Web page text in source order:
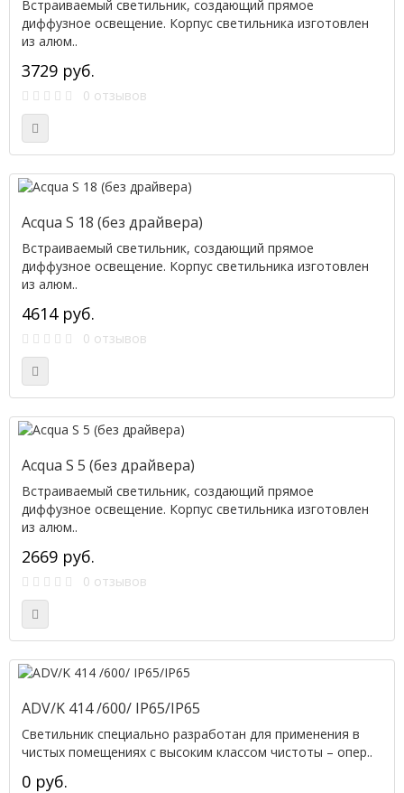
Встраиваемый светильник, создающий прямое
диффузное освещение. Корпус светильника изготовлен
из алюм..
3729 руб.
0 отзывов
Acqua S 18 (без драйвера)
Встраиваемый светильник, создающий прямое
диффузное освещение. Корпус светильника изготовлен
из алюм..
4614 руб.
0 отзывов
Acqua S 5 (без драйвера)
Встраиваемый светильник, создающий прямое
диффузное освещение. Корпус светильника изготовлен
из алюм..
2669 руб.
0 отзывов
ADV/K 414 /600/ IP65/IP65
Светильник специально разработан для применения в
чистых помещениях с высоким классом чистоты – опер..
0 руб.